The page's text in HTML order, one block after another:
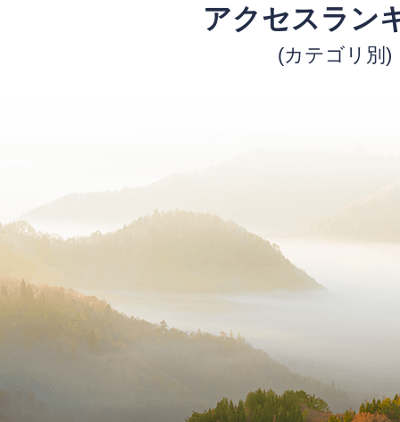
アクセスラン
(カテゴリ別)